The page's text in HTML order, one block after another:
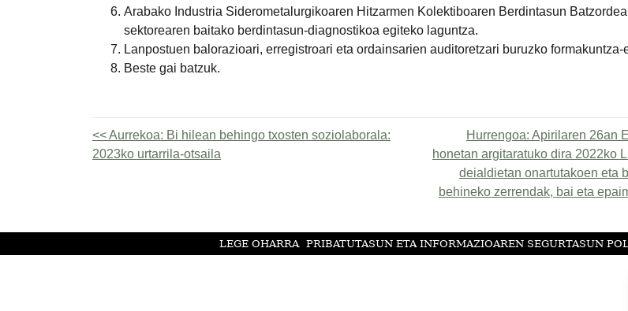
Arabako Industria Siderometalurgikoaren Hitzarmen Kolektiboaren Berdintasun
sektorearen baitako berdintasun-diagnostikoa egiteko laguntza.
Lanpostuen balorazioari, erregistroari eta ordainsarien auditoretzari buruzko formakuntza-
Beste gai batzuk.
Aurrekoa: Bi hilean behingo txosten soziolaborala:
2023ko urtarrila-otsaila
Hurrengoa: Apirilaren 26an
honetan argitaratuko dira 2022ko
deialdietan onartutakoen eta
behineko zerrendak, bai eta
LEGE OHARRA PRIBATUTASUN ETA INFORMAZIOAREN SEGURTASUN